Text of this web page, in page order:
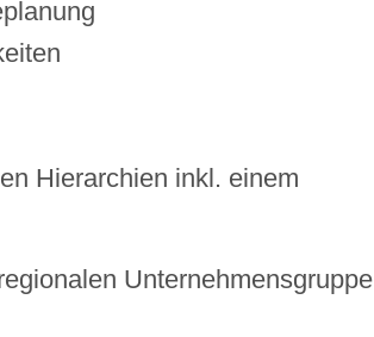
Hierarchien inkl. einem
Unternehmensgruppe